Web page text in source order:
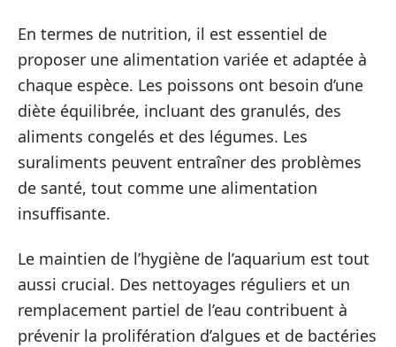
En termes de nutrition, il est essentiel de
proposer une alimentation variée et adaptée à
chaque espèce. Les poissons ont besoin d’une
diète équilibrée, incluant des granulés, des
aliments congelés et des légumes. Les
suraliments peuvent entraîner des problèmes
de santé, tout comme une alimentation
insuffisante.
Le maintien de l’hygiène de l’aquarium est tout
aussi crucial. Des nettoyages réguliers et un
remplacement partiel de l’eau contribuent à
prévenir la prolifération d’algues et de bactéries